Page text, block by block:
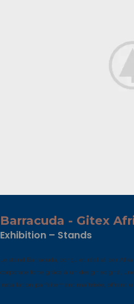
Barracuda - Gitex
Exhibition – Stands
Le stand Barracuda, conçu et réalisé par
corporate forte grâce à un design soigné,
installation parfaitement maîtrisée, offrant